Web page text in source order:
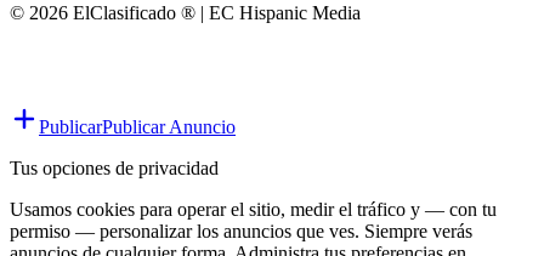
© 2026 ElClasificado ® | EC Hispanic Media
PublicarPublicar Anuncio
Tus opciones de privacidad
Usamos cookies para operar el sitio, medir el tráfico y — con tu
permiso — personalizar los anuncios que ves. Siempre verás